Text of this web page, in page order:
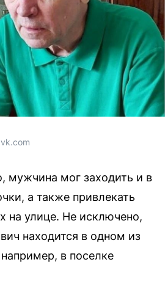
мужчина мог заходить и в
а также привлекать
на улице. Не исключено,
находится в одном из
в поселке